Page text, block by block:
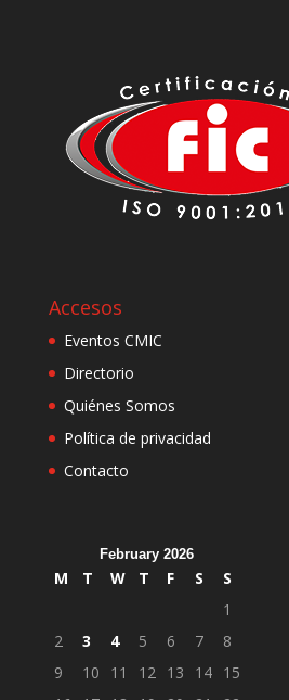
Accesos
Eventos CMIC
Directorio
Quiénes Somos
Política de privacidad
Contacto
February 2026
M T W T F S
S
1
2
3 4 5 6 7
8
9
10 11 12 13 14 15